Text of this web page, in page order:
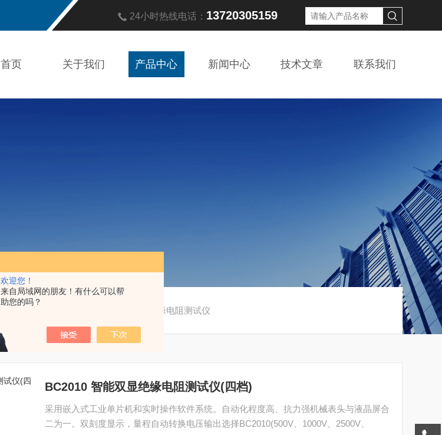
欢迎您！
来自局域网的朋友！有什么可以帮
助您的吗？
24小时热线电话： 13720305159
首页 关于我们 产品中心 新闻中心 技术文章 联系我们
BC2010双显绝缘电阻测试仪
BC2010 智能双显绝缘电阻测试仪(四档)
采用嵌入式工业单片机和实时操作软件系统。自动化程度高、抗力强机械表头与液晶屏合
二为一。双刻度显示，量程自动转换电压输出选择BC2010(500V、1000V、2500V、